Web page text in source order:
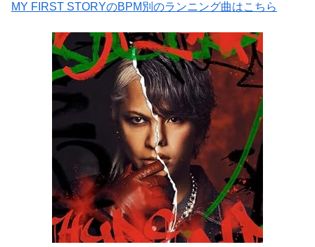
MY FIRST STORYのBPM別のランニング曲はこちら